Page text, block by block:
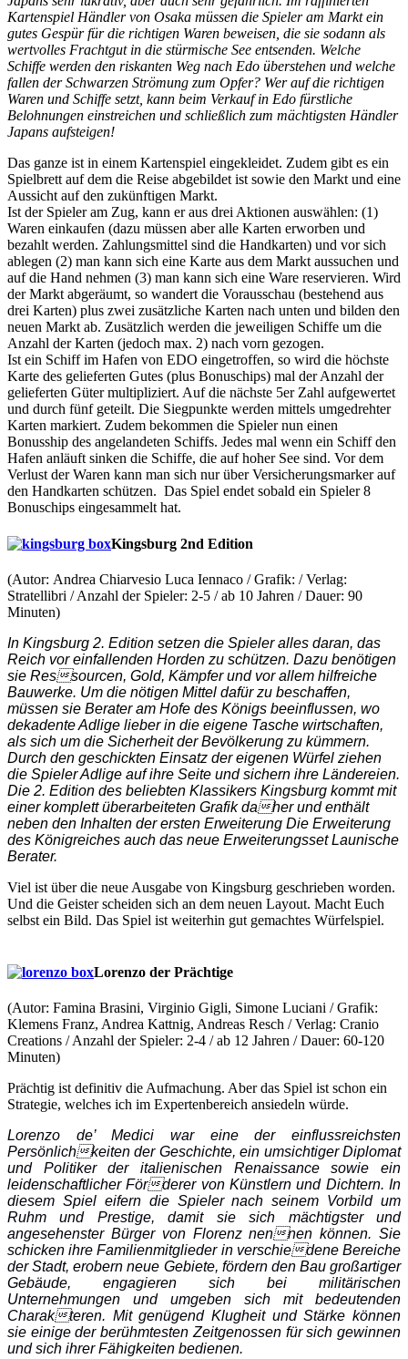
Kartenspiel Händler von Osaka müssen die Spieler am Markt ein
gutes Gespür für die richtigen Waren beweisen, die sie sodann als
wertvolles Frachtgut in die stürmische See entsenden. Welche
Schiffe werden den riskanten Weg nach Edo überstehen und welche
fallen der Schwarzen Strömung zum Opfer? Wer auf die richtigen
Waren und Schiffe setzt, kann beim Verkauf in Edo fürstliche
Belohnungen einstreichen und schließlich zum mächtigsten Händler
Japans aufsteigen!
Das ganze ist in einem Kartenspiel eingekleidet. Zudem gibt es ein
Spielbrett auf dem die Reise abgebildet ist sowie den Markt und eine
Aussicht auf den zukünftigen Markt.
Ist der Spieler am Zug, kann er aus drei Aktionen auswählen: (1)
Waren einkaufen (dazu müssen aber alle Karten erworben und
bezahlt werden. Zahlungsmittel sind die Handkarten) und vor sich
ablegen (2) man kann sich eine Karte aus dem Markt aussuchen und
auf die Hand nehmen (3) man kann sich eine Ware reservieren. Wird
der Markt abgeräumt, so wandert die Vorausschau (bestehend aus
drei Karten) plus zwei zusätzliche Karten nach unten und bilden den
neuen Markt ab. Zusätzlich werden die jeweiligen Schiffe um die
Anzahl der Karten (jedoch max. 2) nach vorn gezogen.
Ist ein Schiff im Hafen von EDO eingetroffen, so wird die höchste
Karte des gelieferten Gutes (plus Bonuschips) mal der Anzahl der
gelieferten Güter multipliziert. Auf die nächste 5er Zahl aufgewertet
und durch fünf geteilt. Die Siegpunkte werden mittels umgedrehter
Karten markiert. Zudem bekommen die Spieler nun einen
Bonusship des angelandeten Schiffs. Jedes mal wenn ein Schiff den
Hafen anläuft sinken die Schiffe, die auf hoher See sind. Vor dem
Verlust der Waren kann man sich nur über Versicherungsmarker auf
den Handkarten schützen. Das Spiel endet sobald ein Spieler 8
Bonuschips eingesammelt hat.
Kingsburg 2nd Edition
(Autor: Andrea Chiarvesio Luca Iennaco / Grafik: / Verlag:
Stratellibri / Anzahl der Spieler: 2-5 / ab 10 Jahren / Dauer: 90
Minuten)
In Kingsburg 2. Edition setzen die Spieler alles daran, das
Reich vor einfallenden Horden zu schützen. Dazu benötigen
sie Ressourcen, Gold, Kämpfer und vor allem hilfreiche
Bauwerke. Um die nötigen Mittel dafür zu beschaffen,
müssen sie Berater am Hofe des Königs beeinflussen, wo
dekadente Adlige lieber in die eigene Tasche wirtschaften,
als sich um die Sicherheit der Bevölkerung zu kümmern.
Durch den geschickten Einsatz der eigenen Würfel ziehen
die Spieler Adlige auf ihre Seite und sichern ihre Ländereien.
Die 2. Edition des beliebten Klassikers Kingsburg kommt mit
einer komplett überarbeiteten Grafik daher und enthält
neben den Inhalten der ersten Erweiterung Die Erweiterung
des Königreiches auch das neue Erweiterungsset Launische
Berater.
Viel ist über die neue Ausgabe von Kingsburg geschrieben worden.
Und die Geister scheiden sich an dem neuen Layout. Macht Euch
selbst ein Bild. Das Spiel ist weiterhin gut gemachtes Würfelspiel.
Lorenzo der Prächtige
(Autor: Famina Brasini, Virginio Gigli, Simone Luciani / Grafik:
Klemens Franz, Andrea Kattnig, Andreas Resch / Verlag: Cranio
Creations / Anzahl der Spieler: 2-4 / ab 12 Jahren / Dauer: 60-120
Minuten)
Prächtig ist definitiv die Aufmachung. Aber das Spiel ist schon ein
Strategie, welches ich im Expertenbereich ansiedeln würde.
Lorenzo de’ Medici war eine der einflussreichsten
Persönlichkeiten der Geschichte, ein umsichtiger Diplomat
und Politiker der italienischen Renaissance sowie ein
leidenschaftlicher Förderer von Künstlern und Dichtern. In
diesem Spiel eifern die Spieler nach seinem Vorbild um
Ruhm und Prestige, damit sie sich mächtigster und
angesehenster Bürger von Florenz nennen können. Sie
schicken ihre Familienmitglieder in verschiedene Bereiche
der Stadt, erobern neue Gebiete, fördern den Bau großartiger
Gebäude, engagieren sich bei militärischen
Unternehmungen und umgeben sich mit bedeutenden
Charakteren. Mit genügend Klugheit und Stärke können
sie einige der berühmtesten Zeitgenossen für sich gewinnen
und sich ihrer Fähigkeiten bedienen.